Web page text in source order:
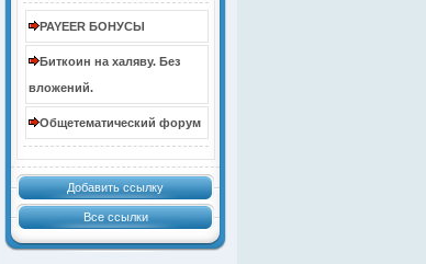
PAYEER БОНУСЫ
Биткоин на халяву. Без
вложений.
Общетематический форум
Добавить ссылку
Все ссылки